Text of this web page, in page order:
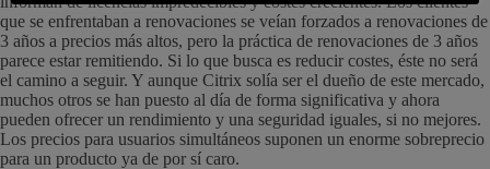
que se enfrentaban a renovaciones se veían forzados a renovaciones de
3 años a precios más altos, pero la práctica de renovaciones de 3 años
parece estar remitiendo. Si lo que busca es reducir costes, éste no será
el camino a seguir. Y aunque Citrix solía ser el dueño de este mercado,
muchos otros se han puesto al día de forma significativa y ahora
pueden ofrecer un rendimiento y una seguridad iguales, si no mejores.
Los precios para usuarios simultáneos suponen un enorme sobreprecio
para un producto ya de por sí caro.